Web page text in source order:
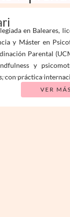
en Baleares,
y Máster en
Parental
y
con práctica
VER MÁS